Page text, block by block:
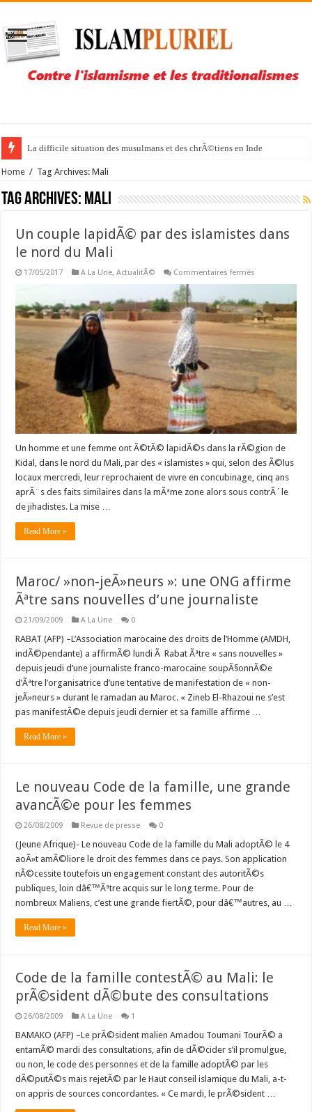
La difficile situation des musulmans et des chrÃ©tiens en Inde
Home / Tag Archives: Mali
Tag Archives: Mali
Un couple lapidÃ© par des islamistes dans
le nord du Mali
17/05/2017 A La Une,ActualitÃ© Commentaires fermés
lapidÃ©
par
des
islamistes
dans
nord
Mali
Un homme et une femme ont Ã©tÃ© lapidÃ©s dans la rÃ©gion de
Kidal, dans le nord du Mali, par des « islamistes » qui, selon des Ã©lus
locaux mercredi, leur reprochaient de vivre en concubinage, cinq ans
aprÃ¨s des faits similaires dans la mÃªme zone alors sous contrÃ´le
de jihadistes. La mise …
Read More »
Maroc/ »non-jeÃ»neurs »: une ONG affirme
Ãªtre sans nouvelles d’une journaliste
21/09/2009 A La Une 0
RABAT (AFP) –L’Association marocaine des droits de l’Homme (AMDH,
indÃ©pendante) a affirmÃ© lundi Ã Rabat Ãªtre « sans nouvelles »
depuis jeudi d’une journaliste franco-marocaine soupÃ§onnÃ©e
d’Ãªtre l’organisatrice d’une tentative de manifestation de « non-
jeÃ»neurs » durant le ramadan au Maroc. « Zineb El-Rhazoui ne s’est
pas manifestÃ©e depuis jeudi dernier et sa famille affirme …
Read More »
Le nouveau Code de la famille, une grande
avancÃ©e pour les femmes
26/08/2009 Revue de presse 0
(Jeune Afrique)- Le nouveau Code de la famille du Mali adoptÃ© le 4
aoÃ»t amÃ©liore le droit des femmes dans ce pays. Son application
nÃ©cessite toutefois un engagement constant des autoritÃ©s
publiques, loin dâ€™Ãªtre acquis sur le long terme. Pour de
nombreux Maliens, c’est une grande fiertÃ©, pour dâ€™autres, au …
Read More »
Code de la famille contestÃ© au Mali: le
prÃ©sident dÃ©bute des consultations
26/08/2009 A La Une 1
BAMAKO (AFP) –Le prÃ©sident malien Amadou Toumani TourÃ© a
entamÃ© mardi des consultations, afin de dÃ©cider s’il promulgue,
ou non, le code des personnes et de la famille adoptÃ© par les
dÃ©putÃ©s mais rejetÃ© par le Haut conseil islamique du Mali, a-t-
on appris de sources concordantes. « Ce mardi, le prÃ©sident …